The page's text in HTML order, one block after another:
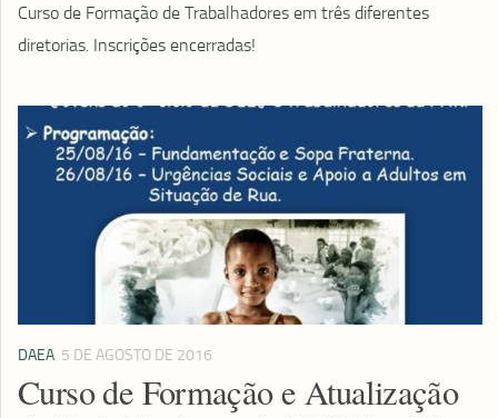
Curso de Formação de Trabalhadores em três diferentes
diretorias. Inscrições encerradas!
DAEA 5 DE AGOSTO DE 2016
Curso de Formação e Atualização